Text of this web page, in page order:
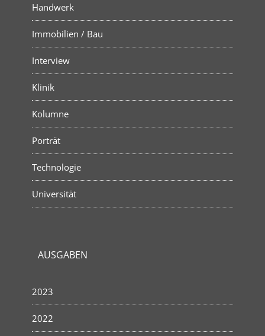
Handwerk
Immobilien / Bau
Interview
Klinik
Kolumne
Porträt
Technologie
Universität
AUSGABEN
2023
2022